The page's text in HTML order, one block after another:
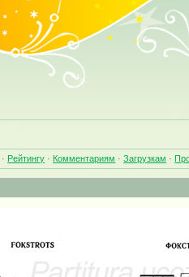
· Рейтингу · Комментариям ·Загрузкам ·